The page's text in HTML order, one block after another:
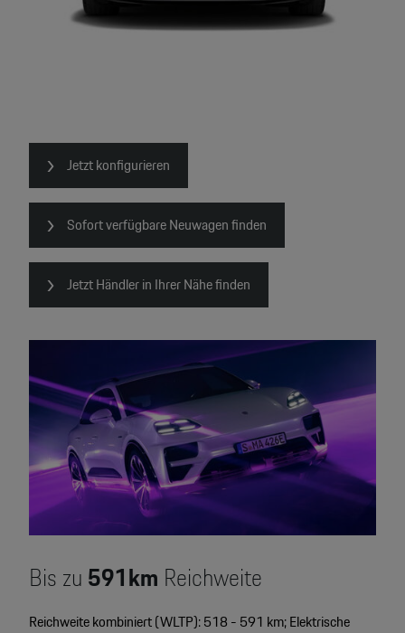
Jetzt konfigurieren
Sofort verfügbare Neuwagen finden
Jetzt Händler in Ihrer Nähe finden
Bis zu591km Reichweite
Reichweite kombiniert (WLTP): 518 - 591 km; Elektrische